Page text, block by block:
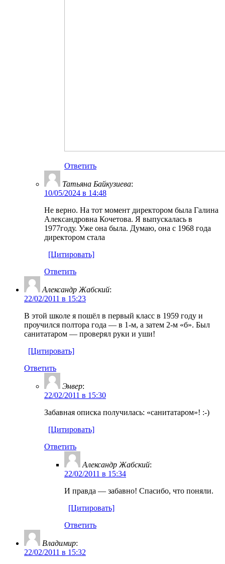
Ответить
Татьяна Байкузиева:
10/05/2024 в 14:48
Не верно. На тот момент директором была Галина
Александровна Кочетова. Я выпускалась в
1977году. Уже она была. Думаю, она с 1968 года
директором стала
[Цитировать]
Ответить
Александр Жабский:
22/02/2011 в 15:23
В этой школе я пошёл в первый класс в 1959 году и
проучился полтора года — в 1-м, а затем 2-м «б». Был
санитатаром — проверял руки и уши!
[Цитировать]
Ответить
Энвер:
22/02/2011 в 15:30
Забавная описка получилась: «санитатаром»! :-)
[Цитировать]
Ответить
Александр Жабский:
22/02/2011 в 15:34
И правда — забавно! Спасибо, что поняли.
[Цитировать]
Ответить
Владимир:
22/02/2011 в 15:32